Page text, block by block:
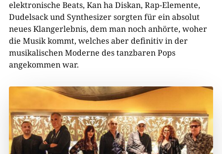
elektronische Beats, Kan ha Diskan, Rap-Elemente,
Dudelsack und Synthesizer sorgten für ein absolut
neues Klangerlebnis, dem man noch anhörte, woher
die Musik kommt, welches aber definitiv in der
musikalischen Moderne des tanzbaren Pops
angekommen war.